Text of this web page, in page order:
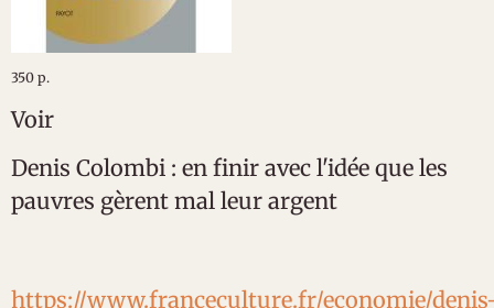
350 p.
Voir
Denis Colombi : en finir avec l'idée que les
pauvres gèrent mal leur argent
https://www.franceculture.fr/economie/